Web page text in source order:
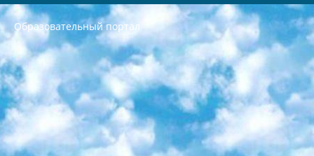
Образовательный портал
РЕСПУБЛИКА УЗБЕКИСТАН МИНИСТРЕРСТВО ДОШКОЛЬНОГО И ШКОЛЬНОГО ОБРАЗОВАНИЯ КОМАНДА в общеобразовательных учреждениях в 2023-2024 учебном году организация и проведение итоговой государственной аттестации обучающихся о Министра дошкольного и школьного образования Республики Узбекистан от 4 марта 2008 года (постановлением Минюста от 20 марта 2008 года № 1778 государственной регистрации) «Итоговое состояние учащихся общего среднего образования на основании положения об утверждении положения об аттестации общего среднего образования выпускной экзамен студентов в образовательных учреждениях в 2023-2024 учебном году В целях организации и прохождения аттестации приказываю: 1. Следующее: перечень предметов, по которым будет проводиться итоговая государственная аттестация и экзамен формы перевода согласно приложению 1; сертификаты международного образца, оценивающие уровень владения иностранными языками перечень согласно приложению 2; 2. Педагогический при специализированных образовательных учреждениях. научно-практический центр квалификации и международной оценки (Д.Давидова) 2024 г. До 25 марта: задания по предметам, по которым будет проводиться итоговая аттестация разработка и утверждение технических условий; итоговая аттестация на основании разработанного предметного задания разработка вопросов по предметам (устно и письменно), экзамен передача; общеобразовательные средние школы и специальные учебные заведения учащиеся выпускных классов школ и интернатов в агентской системе подготовка базы данных экзаменационных материалов и критериев оценки; перевод базы экзаменационных материалов на все языки обучения подать в Республиканский образовательный центр для изготовления; варианты экзаменов на основе разработанных контрольных материалов пусть будут поставлены задачи формирования. 3. Республиканский образовательный центр (Ш.Худайкулов) до 5 апреля 2024 года. до: база данных предоставленных экзаменационных материалов на все языки обучения перевод и экспертиза; для слепых, слабовидящих, глухих, слабослышащих и умственно отсталых детей учащиеся выпускных классов специализированных школ и школ-интернатов база данных экзаменационных материалов на всех преподаваемых языках подготовка критериев оценки; специализированные школы для умственно отсталых детей и технологии для учащихся выпускных классов школ-интернатов разработка соответствующих рекомендаций и критериев проведения ЕГЭ по естествознанию давать задания. 4. Педагогический при специализированных образовательных учреждениях. Научно-практический центр навыков и международной оценки (Д.Давидова), Республика образовательный центр (Худайкулов Ш.) итоговый государственный аттестационный экзамен ориентирован на творческое и логическое мышление при подготовке базы материалов учитывать введение заданий. 5. Следует отметить, что: сертификат государственного образца о знании общеобразовательного предмета и как минимум национальный уровень B1 по предметам на иностранных языках, указанным в Приложении 2. или международно признанный сертификат эквивалентного уровня студенты, изучающие определенный предмет, освобождаются от экзамена; по соответствующим предметам запланирована итоговая государственная аттестация за день до дня, путем жеребьевки Рабочей группой (в письменной форме по предметам, проводимым в форме) из числа сформированных вариантов выбрано 2 варианта; 2 выбранных варианта экзамена анонсированы на официальном сайте министерства и все выпускники по всей стране на основе этих вариантов проводит итоговую государственную аттестацию. 6. Государственное образование учащихся средних общеобразовательных учреждений. знания в соответствии с квалификационными требованиями, которые необходимо приобрести на основании стандартов итоговый (выпускной) контроль для 9 и 11 классов в целях тестирования Экзамены (далее – экзамены) состоят из предметов, перечисленных в приложении 1. будет сделано. 7. Экзамены пройдут с 26 мая по 15 июня 2024 г. (кроме науки физического воспитания). 8. Физическая для учащихся 9 классов общесредних образовательных учреждений. Экзамены по предмету «Образование, квалификация медицина» 1-6 мая 2024 года. сотрудники перевести под присмотр (с отклонениями в физическом или умственном развитии) специализированная школа для детей, школы-интернаты и со сколиозом школы-интернаты санаторного типа для больных детей исключены). 9. Он был слепым, слабовидящим и имел нарушения опорно-двигательного аппарата. экзамены в специализированных школах и интернатах для детей должны проводиться исходя из требований, предъявляемых к общеобразовательным учреждениям (физкультура кроме науки). 10. Специализированная школа для глухих и слабослышащих детей. и экзамены в интернатах и быть реализован в виде письменного теста по математике. 11. Специальность для умственно отсталых детей. Для 9 класса Родной язык и литературное письмо Государственный язык (язык обучения – узбекский). для неклассов) написано Математическое письмо Письменная/устная история Узбекистана Физическое воспитание практично Итоговый контроль Для 11 класса Написание родного языка и литературы (эссе) Математическое письмо Узбекский язык (обучение на узбекском языке) не посещающее общее среднее образование для учреждений)/Образовательное учреждение выбор письменный и устный Иностранный язык письменный/устный Письменная/устная история Узбекистана *По выбору студента:  Химия  Физика  Основы государственного права  География 10 бесплатных образовательных ресурсов - Мы составили подборку онлайн-проектов с интерактивными упражнениями, видеолекциями и статьями. Они помогут вам обрести новые и освежить старые знания бесплатно. 1. «ИНТУИТ» Старейшая образовательная площадка Рунета. Здесь вы найдёте сотни текстовых и видеокурсов на десятки различных тем — от программирования до психологии. Многие курсы подготовлены российскими университетами и крупными международными компаниями вроде Intel и Microsoft. Самостоятельное обучение бесплатное, но желающие могут оплатить услуги персональных наставников. 2. «Смартия» знакомит с актуальными профессиями и подсказывает, как им обучаться. Выбрав заинтересовавшую вас специальность — SMM-специалист, фотограф, веб-дизайнер или другую, — увидите список необходимых для неё умений. Чтобы вы могли освоить их самостоятельно, для каждого умения площадка отображает подборку ссылок на учебные материалы. Хотя «Смартия» ориентируется на русскоязычную аудиторию, часть контента всё же доступна только на английском. 3. «Лекторий Физтеха» Проект Московского физико-технического института (Физтеха). С его помощью вы можете смотреть онлайн серии лекций, записанные на видео в этом вузе. В числе доступных предметов — физика, биология, химия, информационные технологии и другие. К некоторым лекциям администрация ресурса прилагает готовые конспекты, которые можно скачивать в PDF-формате. 4. ITMOcourses Онлайн-площадка Санкт-Петербургского национального исследовательского университета информационных технологий, механики и оптики (ИТМО). Ресурс предоставляет свободный доступ к курсам, разработанным в этом вузе. Каталог материалов разбит на четыре категории: «Оптические системы и технологии», «Приборостроение и робототехника», «Информационные технологии» и «Биотехнологии». Курсы состоят из видеолекций, интерактивных демонстраций и заданий. 5. «КиберЛенинка» Электронная научная библиотека открытого доступа. Каталог площадки регулярно обрастает текстами статей из различных научных изданий. Сгруппированные по журналам и рубрикам публикации можно читать онлайн или скачивать целиком в PDF-формате. Проект нацелен на популяризацию науки за счёт открытого доступа к качественной информации. 6. «ПостНаука» На этом ресурсе публикуют подборки видеолекций, составленные экспертами из разных отраслей и объединённые общими темами. Среди них, к примеру, есть серии «Биоинформатика и геномика», «Культура средневековой Скандинавии» и Cinema Studies о теории кино. Каждая подборка лекций — логически связанная история, рассказанная экспертом от первого лица. Кроме того, на сайте появляются научно-образовательные статьи и тесты на разные темы. 7. «Newочём» Команда проекта «Newочём» отбирает самые интересные тексты из англоязычных СМИ и переводит те из них, за которые голосуют участники сообщества «ВКонтакте». По большей части это научно-популярные статьи. Редакторы придумывают лишь заголовки, в остальном содержание переводов соответствует оригиналам. Полные тексты можно читать прямо в социальной сети. 8. InternetUrok Онлайн-база материалов по основным дисциплинам школьной программы. Информация на сайте структурирована по классам, предметам и темам (урокам). Каждый урок состоит из видеолекций и конспектов. Есть также интерактивные тренажёры и тесты для закрепления пройденного материала. Даже если вы давно окончили школу, возможность повторить программу старших классов всегда может пригодиться. 9. Edutainme Ещё один ресурс об образовании. В отличие от Newtonew, как мне кажется, Edutainme больше ориентируется на представителей индустрии: педагогов, предпринимателей, разработчиков образовательных проектов. Но и любой, кто просто стремится к саморазвитию, найдёт на сайте много полезного и интересного для себя. Например, информацию о новых курсах и образовательных сервисах. 10. Newtonew Онлайн-медиа об образовании и обучении в широком смысле. Авторы Newtonew пишут об инструментах, заведениях, тактиках и стратегиях, которые помогают учить других и получать новые знания самостоятельно. На этой площадке вы найдёте новости, обзоры, аналитические мат